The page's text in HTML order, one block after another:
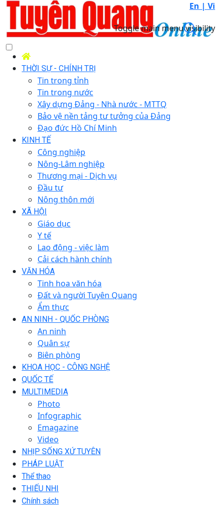
En | Vi
Toggle main menu visibility
THỜI SỰ - CHÍNH TRỊ
Tin trong tỉnh
Tin trong nước
Xây dựng Đảng - Nhà nước - MTTQ
Bảo vệ nền tảng tư tưởng của Đảng
Đạo đức Hồ Chí Minh
KINH TẾ
Công nghiệp
Nông-Lâm nghiệp
Thương mại - Dịch vụ
Đầu tư
Nông thôn mới
XÃ HỘI
Giáo dục
Y tế
Lao động - việc làm
Cải cách hành chính
VĂN HÓA
Tinh hoa văn hóa
Đất và người Tuyên Quang
Ẩm thực
AN NINH - QUỐC PHÒNG
An ninh
Quân sự
Biên phòng
KHOA HỌC - CÔNG NGHỆ
QUỐC TẾ
MULTIMEDIA
Photo
Infographic
Emagazine
Video
NHỊP SỐNG XỨ TUYÊN
PHÁP LUẬT
Thể thao
THIẾU NHI
Chính sách